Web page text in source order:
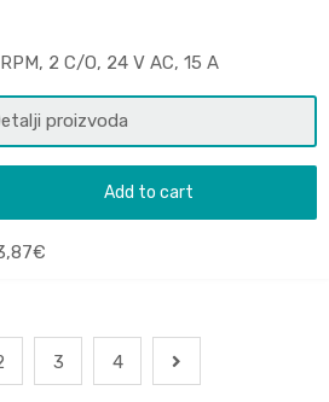
2 C/O, 24 V AC, 15 A
proizvoda
Add to cart
€
3 4